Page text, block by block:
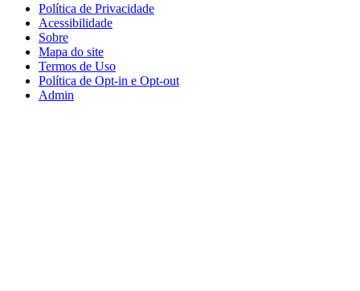
Política de Privacidade
Acessibilidade
Sobre
Mapa do site
Termos de Uso
Política de Opt-in e Opt-out
Admin